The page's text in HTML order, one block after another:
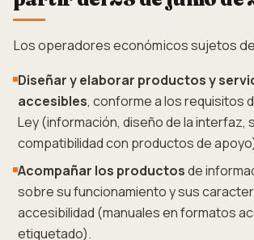
Los operadores económicos sujetos
Diseñar y elaborar productos y
accesibles, conforme a los requisitos
Ley (información, diseño de la interfaz,
compatibilidad con productos de
Acompañar los productosde
sobre su funcionamiento y sus
accesibilidad (manuales en formatos
etiquetado).